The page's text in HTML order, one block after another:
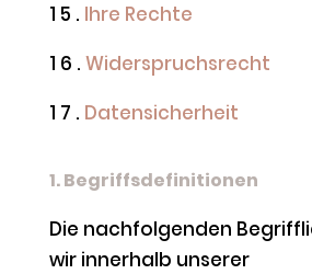
1 5 . Ihre Rechte
1 6 . Widerspruchsrecht
1 7 . Datensicherheit
1. Begriffsdefinitionen
Die nachfolgenden
wir innerhalb unserer